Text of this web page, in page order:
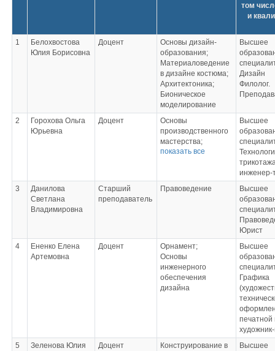
том
и
1
Белохвостова
Юлия Борисовна
Доцент
Основы дизайн-
образования;
Материаловедение
в дизайне костюма;
Архитектоника;
Бионическое
моделирование
Высшее
Дизайн
Филолог.
2
Горохова Ольга
Юрьевна
Доцент
Основы
производственного
мастерства;
Муляжный метод
Трансформативное
формообразование
аксессуары;
Батик
показать все
Высшее
инженер-
3
Данилова
Светлана
Владимировна
Старший
преподаватель
Правоведение
Высшее
Юрист
4
Ененко Елена
Артемовна
Доцент
Орнамент;
Основы
инженерного
обеспечения
дизайна
Высшее
Графика
печатной
5
Зеленова Юлия
Доцент
Конструирование в
Высшее